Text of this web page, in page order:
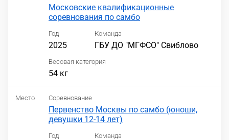
Московские квалификационные
соревнования по самбо
Год
2025
Команда
ГБУ ДО "МГФСО" Свиблово
Весовая категория
54 кг
Место Соревнование
Первенство Москвы по самбо (юноши,
девушки 12-14 лет)
Год Команда